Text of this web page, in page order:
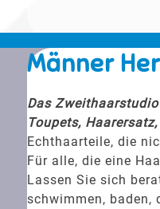
Männer
Das
Toupets,
Echthaarteile, die
Für alle, die eine
Lassen Sie sich
schwimmen, baden,